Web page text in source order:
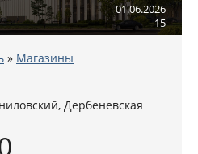
01.06.2026
15
» Магазины
Дербеневская